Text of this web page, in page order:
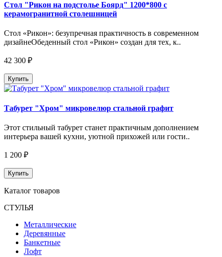
Стол "Рикон на подстолье Боярд" 1200*800 с
керамогранитной столешницей
Стол «Рикон»: безупречная практичность в современном
дизайнеОбеденный стол «Рикон» создан для тех, к..
42 300 ₽
Купить
Табурет "Хром" микровелюр стальной графит
Этот стильный табурет станет практичным дополнением
интерьера вашей кухни, уютной прихожей или гости..
1 200 ₽
Купить
Каталог товаров
СТУЛЬЯ
Металлические
Деревянные
Банкетные
Лофт